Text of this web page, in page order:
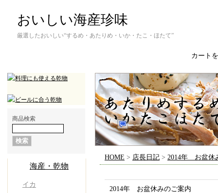
おいしい海産珍味
厳選したおいしい“するめ・あたりめ・いか・たこ・ほたて”
カート
商品検索
海産・乾物
イカ
HOME > 店長日記 > 2014年 お盆休
2014年 お盆休みのご案内